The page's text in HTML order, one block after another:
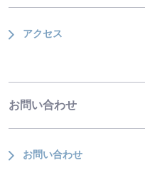
アクセス
お問い合わせ
お問い合わせ